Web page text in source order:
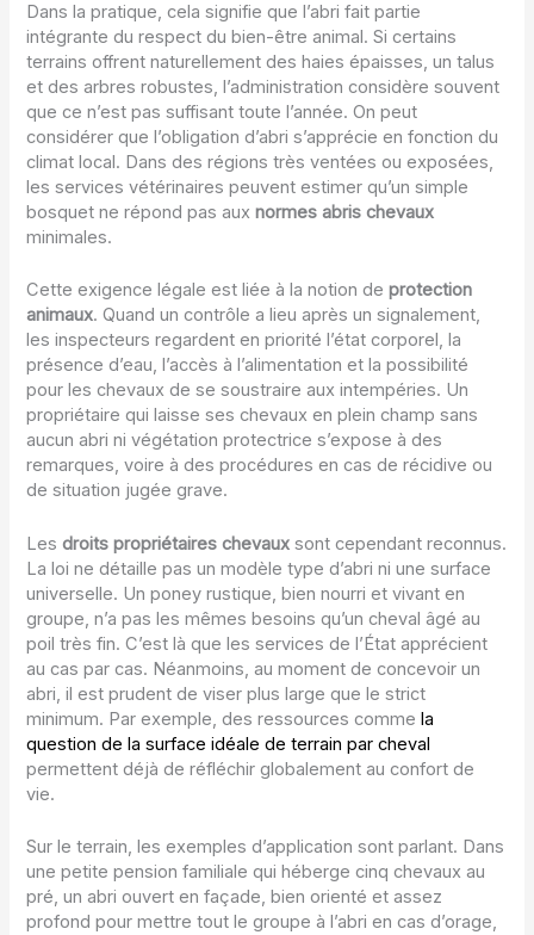
Dans la pratique, cela signifie que l’abri fait partie
intégrante du respect du bien-être animal. Si certains
terrains offrent naturellement des haies épaisses, un talus
et des arbres robustes, l’administration considère souvent
que ce n’est pas suffisant toute l’année. On peut
considérer que l’obligation d’abri s’apprécie en fonction du
climat local. Dans des régions très ventées ou exposées,
les services vétérinaires peuvent estimer qu’un simple
bosquet ne répond pas auxnormes abris chevaux
minimales.
Cette exigence légale est liée à la notion deprotection
animaux. Quand un contrôle a lieu après un signalement,
les inspecteurs regardent en priorité l’état corporel, la
présence d’eau, l’accès à l’alimentation et la possibilité
pour les chevaux de se soustraire aux intempéries. Un
propriétaire qui laisse ses chevaux en plein champ sans
aucun abri ni végétation protectrice s’expose à des
remarques, voire à des procédures en cas de récidive ou
de situation jugée grave.
Lesdroits propriétaires chevaux sont cependant reconnus.
La loi ne détaille pas un modèle type d’abri ni une surface
universelle. Un poney rustique, bien nourri et vivant en
groupe, n’a pas les mêmes besoins qu’un cheval âgé au
poil très fin. C’est là que les services de l’État apprécient
au cas par cas. Néanmoins, au moment de concevoir un
abri, il est prudent de viser plus large que le strict
minimum. Par exemple, des ressources commela
question de la surface idéale de terrain par cheval
permettent déjà de réfléchir globalement au confort de
vie.
Sur le terrain, les exemples d’application sont parlant. Dans
une petite pension familiale qui héberge cinq chevaux au
pré, un abri ouvert en façade, bien orienté et assez
profond pour mettre tout le groupe à l’abri en cas d’orage,